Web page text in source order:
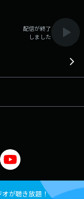
配信が終了
しました
が聴き放題！